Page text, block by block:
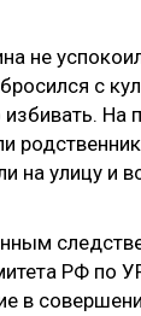
не
с
избивать. На
на улицу и
РФ по
в